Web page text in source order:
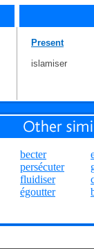
Present
islamiser
becter
persécuter
fluidiser
égoutter